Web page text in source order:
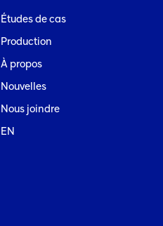
Études de cas
Production
À propos
Nouvelles
Nous joindre
EN